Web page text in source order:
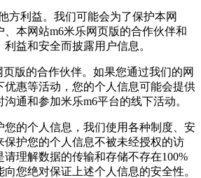
利益。我们可能会为了保护本网
本网站m6米乐网页版的合作伙伴和
益和安全而披露用户信息。
版的合作伙伴。如果您通过我们的网
优惠等活动，您的个人信息可能会提供
通和参加米乐m6平台的线下活动。
的个人信息，我们使用各种制度、安
保护您的个人信息不被未经授权的访
理解数据的传输和存储不存在100%
您绝对保证上述个人信息的安全性。